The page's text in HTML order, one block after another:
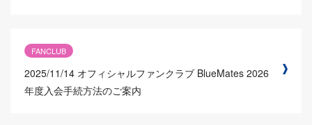
FANCLUB
2025/11/14 オフィシャルファンクラブ BlueMates 2026
年度入会手続方法のご案内